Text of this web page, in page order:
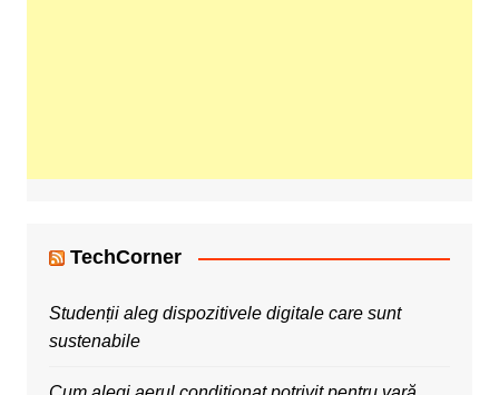
TechCorner
Studenții aleg dispozitivele digitale care sunt
sustenabile